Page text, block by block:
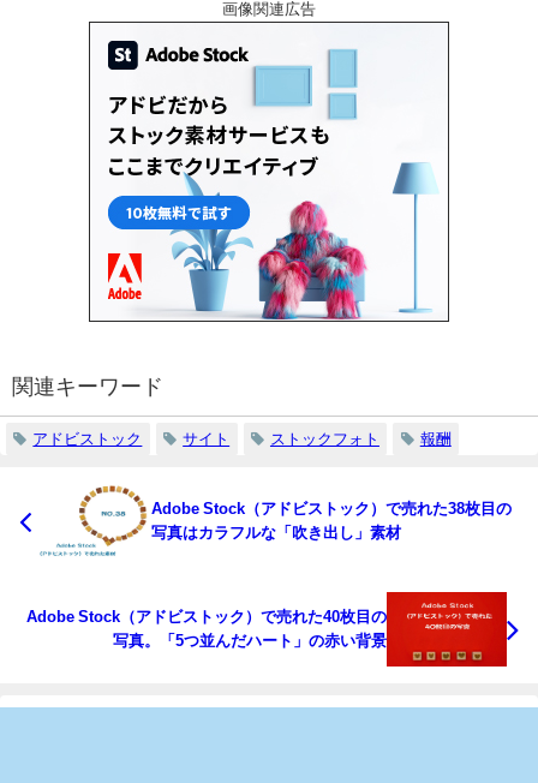
画像関連広告
関連キーワード
アドビストック サイト ストックフォト 報酬
Adobe Stock（アドビストック）で売れた38枚目の
写真はカラフルな「吹き出し」素材
Adobe Stock（アドビストック）で売れた40枚目の
写真。「5つ並んだハート」の赤い背景